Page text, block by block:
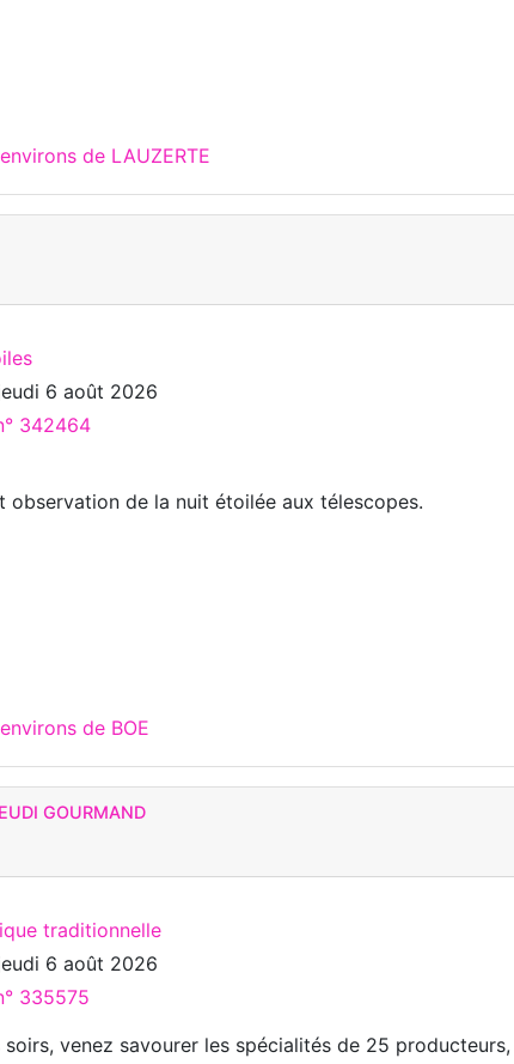
de LAUZERTE
6 août 2026
342464
observation de la nuit étoilée aux télescopes.
de BOE
GOURMAND
traditionnelle
6 août 2026
335575
soirs, venez savourer les spécialités de 25 producteurs,